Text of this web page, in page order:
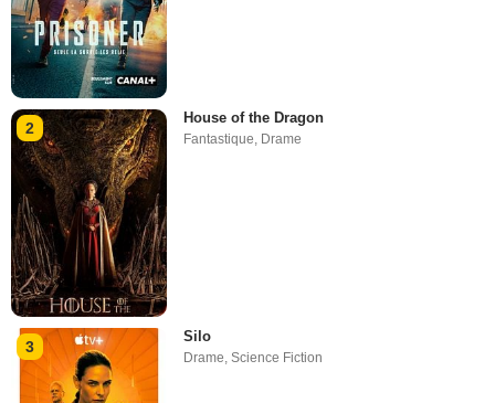
2
House of the Dragon
Fantastique, Drame
3
Silo
Drame,Science Fiction